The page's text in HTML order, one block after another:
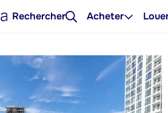
Rechercher Acheter